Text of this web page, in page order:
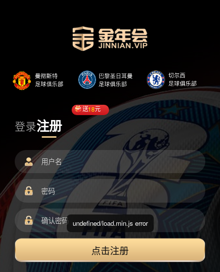
登录注册
送18元
点击注册
undefined/load.min.js error